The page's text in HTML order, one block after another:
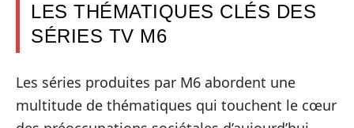
LES THÉMATIQUES CLÉS DES
SÉRIES TV M6
Les séries produites par M6 abordent une
multitude de thématiques qui touchent le cœur